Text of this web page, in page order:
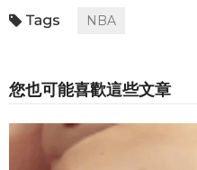
NBA
您也可能喜歡這些文章